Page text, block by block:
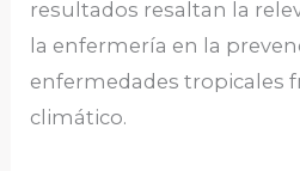
resultados resaltan la
la enfermería en la
enfermedades tropicales
climático.